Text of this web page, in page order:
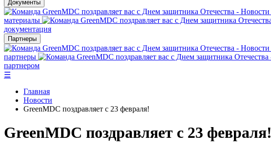
Документы
материалы
документация
Партнеры
партнеры
партнером
☰
Главная
Новости
GreenMDC поздравляет с 23 февраля!
GreenMDC поздравляет с 23 февраля!